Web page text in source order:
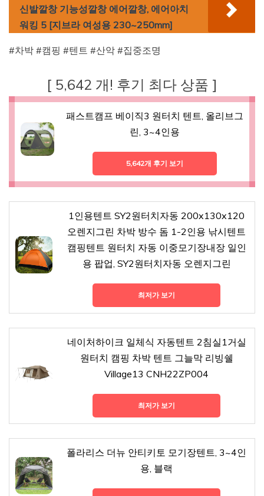
신발깔창 기능성깔창 에어깔창, 에어아치
워킹 5 [지브라 여성용 230~250mm]
#차박 #캠핑 #텐트 #산악 #집중조명
[ 5,642 개! 후기 최다 상품 ]
패스트캠프 베이직3 원터치 텐트, 올리브그
린, 3~4인용
5,642개 후기 보기
1인용텐트 SY2원터치자동 200x130x120
오렌지그린 차박 방수 돔 1-2인용 낚시텐트
캠핑텐트 원터치 자동 이중모기장내장 일인
용 팝업, SY2원터치자동 오렌지그린
최저가 보기
네이처하이크 일체식 자동텐트 2침실1거실
원터치 캠핑 차박 텐트 그늘막 리빙쉘
Village13 CNH22ZP004
최저가 보기
폴라리스 더뉴 안티키토 모기장텐트, 3~4인
용, 블랙